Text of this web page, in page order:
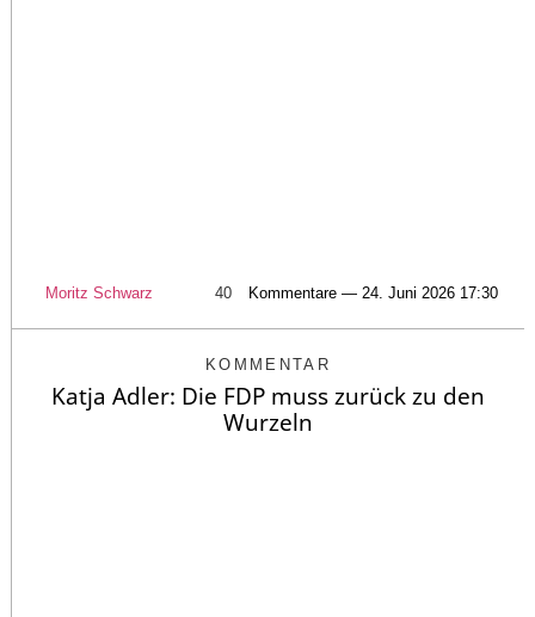
Moritz Schwarz 40 Kommentare — 24. Juni 2026 17:30
KOMMENTAR
Katja Adler: Die FDP muss zurück zu den
Wurzeln